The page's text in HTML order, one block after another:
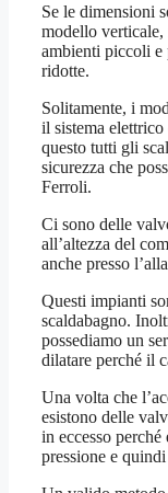
Se le dimensioni
modello verticale,
ambienti piccoli e
ridotte.
Solitamente, i
il sistema
questo tutti gli
sicurezza che
Ferroli.
Ci sono delle
all’altezza del
anche presso
Questi impianti
scaldabagno.
possediamo un
dilatare perché il
Una volta che
esistono delle
in eccesso
pressione e